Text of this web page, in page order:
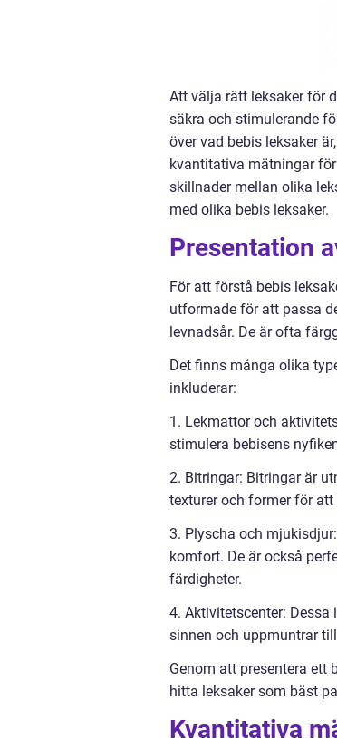
Att välja rätt leksaker för
säkra och stimulerande
över vad bebis leksaker
kvantitativa mätningar
skillnader mellan olika
med olika bebis leksaker.
Presentation
För att förstå bebis
utformade för att passa
levnadsår. De är ofta
Det finns många olika
inkluderar:
1. Lekmattor och
stimulera bebisens
2. Bitringar: Bitringar är
texturer och former för
3. Plyscha och
komfort. De är också
färdigheter.
4. Aktivitetscenter:
sinnen och uppmuntrar
Genom att presentera ett
hitta leksaker som bäst
Kvantitativa